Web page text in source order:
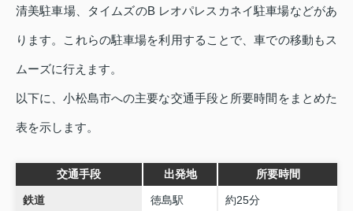
清美駐車場、タイムズのB レオパレスカネイ駐車場などがあ
ります。これらの駐車場を利用することで、車での移動もス
ムーズに行えます。
以下に、小松島市への主要な交通手段と所要時間をまとめた
表を示します。
交通手段 出発地 所要時間
鉄道 徳島駅 約25分